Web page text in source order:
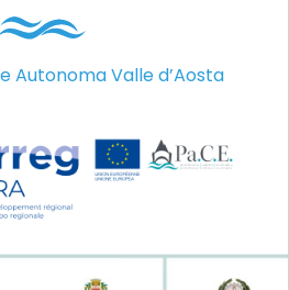
Autonoma Valle d’Aosta